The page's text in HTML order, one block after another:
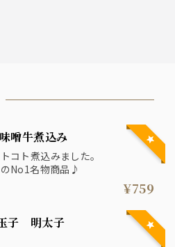
味噌牛煮込み
コト煮込みました。
No1名物商品♪
¥759
玉子 明太子